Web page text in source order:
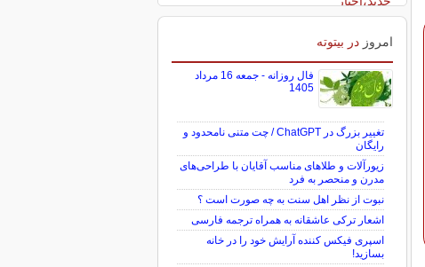
امروز در بیتوته
فال روزانه - جمعه 16 مرداد
1405
تغییر بزرگ در ChatGPT / چت متنی نامحدود و
رایگان
زیورآلات و طلاهای مناسب آقایان با طراحی‌های
مدرن و منحصر به فرد
نبوت از نظر اهل سنت به چه صورت است ؟
اشعار ترکی عاشقانه به همراه ترجمه فارسی
اسپری فیکس کننده آرایش خود را در خانه
بسازید!